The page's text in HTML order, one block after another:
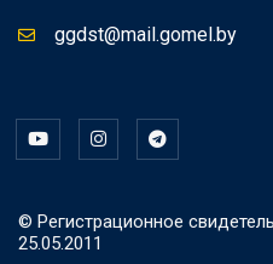
ggdst@mail.gomel.by
© Регистрационное
25.05.2011